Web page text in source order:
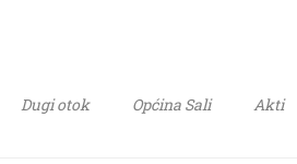
Dugi otok Općina Sali Akti